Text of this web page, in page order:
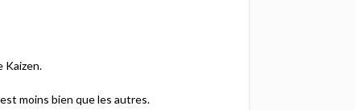
Kaizen.
moins bien que les autres.